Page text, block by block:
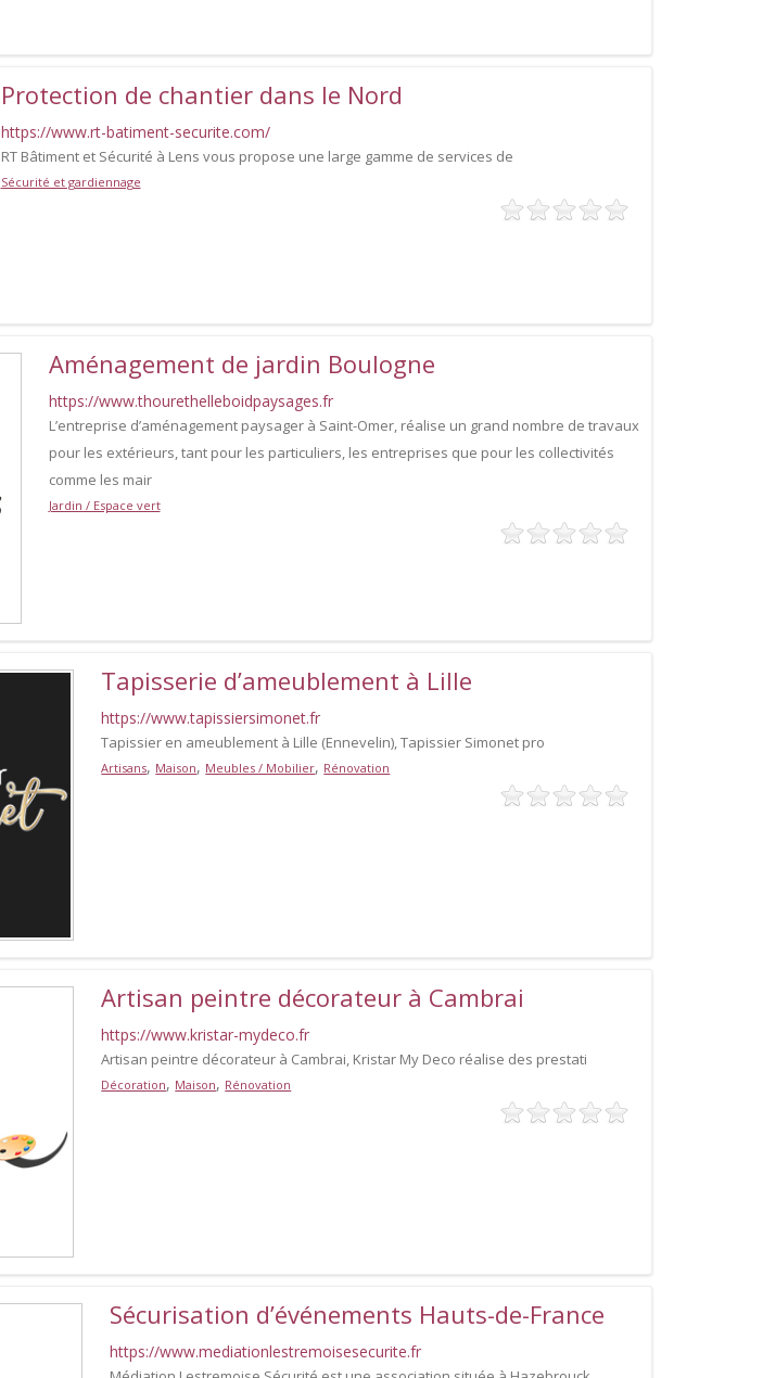
Protection de chantier dans le Nord
https://www.rt-batiment-securite.com/
RT Bâtiment et Sécurité à Lens vous propose une large gamme de services de
Sécurité et gardiennage
Aménagement de jardin Boulogne
https://www.thourethelleboidpaysages.fr
L’entreprise d’aménagement paysager à Saint-Omer, réalise un grand nombre de travaux
pour les extérieurs, tant pour les particuliers, les entreprises que pour les collectivités
comme les mair
Jardin / Espace vert
Tapisserie d’ameublement à Lille
https://www.tapissiersimonet.fr
Tapissier en ameublement à Lille (Ennevelin), Tapissier Simonet pro
Artisans, Maison, Meubles / Mobilier, Rénovation
Artisan peintre décorateur à Cambrai
https://www.kristar-mydeco.fr
Artisan peintre décorateur à Cambrai, Kristar My Deco réalise des prestati
Décoration, Maison, Rénovation
Sécurisation d’événements Hauts-de-France
https://www.mediationlestremoisesecurite.fr